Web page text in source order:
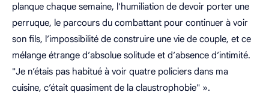
planque chaque semaine, l'humiliation de devoir porter une
perruque, le parcours du combattant pour continuer à voir
son fils, l’impossibilité de construire une vie de couple, et ce
mélange étrange d’absolue solitude et d’absence d’intimité.
"Je n’étais pas habitué à voir quatre policiers dans ma
cuisine, c’était quasiment de la claustrophobie" ».